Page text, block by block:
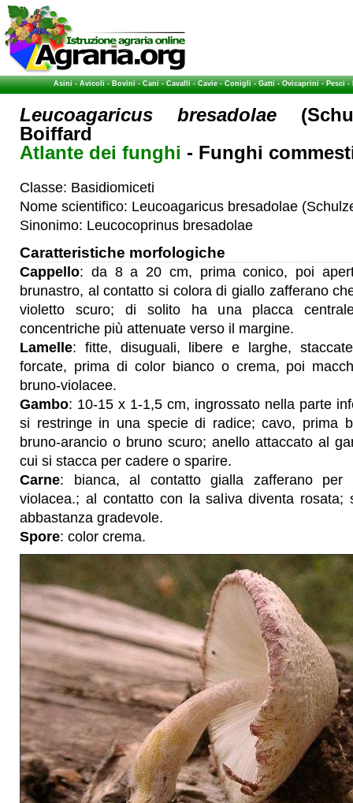
Asini-Avicoli-Bovini-Cani-Cavalli-Cavie-Conigli-Gatti-Ovicaprini-Pesci-
Leucoagaricus bresadolae
Boiffard
Atlante dei funghi - Funghi
Classe: Basidiomiceti
Nome scientifico: Leucoagaricus bresadolae
Sinonimo: Leucocoprinus bresadolae
Caratteristiche morfologiche
Cappello: da 8 a 20 cm, prima conico, poi
brunastro, al contatto si colora di giallo zafferano
violetto scuro; di solito ha una placca
concentriche più attenuate verso il margine.
Lamelle: fitte, disuguali, libere e larghe,
forcate, prima di color bianco o crema, poi
bruno-violacee.
Gambo: 10-15 x 1-1,5 cm, ingrossato nella parte
si restringe in una specie di radice; cavo, prima
bruno-arancio o bruno scuro; anello attaccato al
cui si stacca per cadere o sparire.
Carne: bianca, al contatto gialla zafferano per
violacea.; al contatto con la saliva diventa rosata;
abbastanza gradevole.
Spore: color crema.